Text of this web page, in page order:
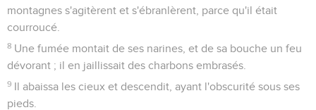
montagnes s'agitèrent et s'ébranlèrent, parce qu'il était
courroucé.
8 Une fumée montait de ses narines, et de sa bouche un feu
dévorant ; il en jaillissait des charbons embrasés.
9 Il abaissa les cieux et descendit, ayant l'obscurité sous ses
pieds.